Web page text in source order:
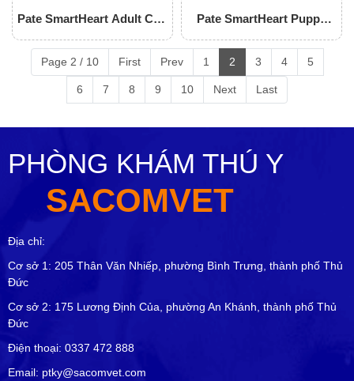
Pate SmartHeart Adult Cho
Pate SmartHeart Puppy
Page 2 / 10 First Prev 1 2 3 4 5
6 7 8 9 10 Next Last
PHÒNG KHÁM THÚ Y
SACOMVET
Địa chỉ:
Cơ sở 1: 205 Thân Văn Nhiếp, phường Bình Trưng, thành phố Thủ
Đức
Cơ sở 2: 175 Lương Định Của, phường An Khánh, thành phố Thủ
Đức
Điện thoại: 0337 472 888
Email: ptky@sacomvet.com